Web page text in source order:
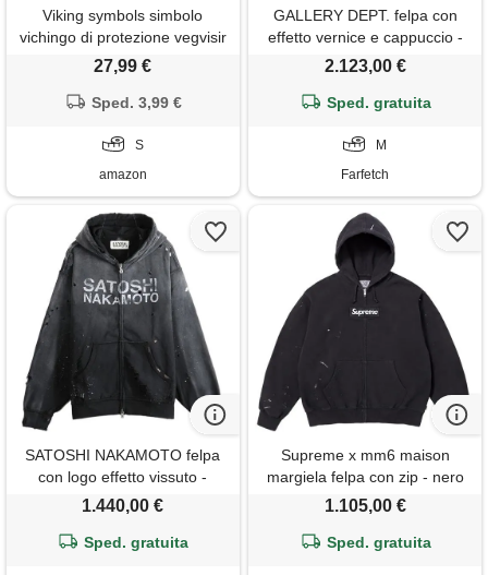
Viking symbols simbolo
vichingo di protezione vegvisir
viking norse felpa con
27,99 €
Sped. 3,99 €
S
amazon
GALLERY DEPT. felpa con
effetto vernice e cappuccio -
grigio
2.123,00 €
Sped. gratuita
M
Farfetch
SATOSHI NAKAMOTO felpa
con logo effetto vissuto -
grigio
1.440,00 €
Sped. gratuita
Supreme x mm6 maison
margiela felpa con zip - nero
1.105,00 €
Sped. gratuita